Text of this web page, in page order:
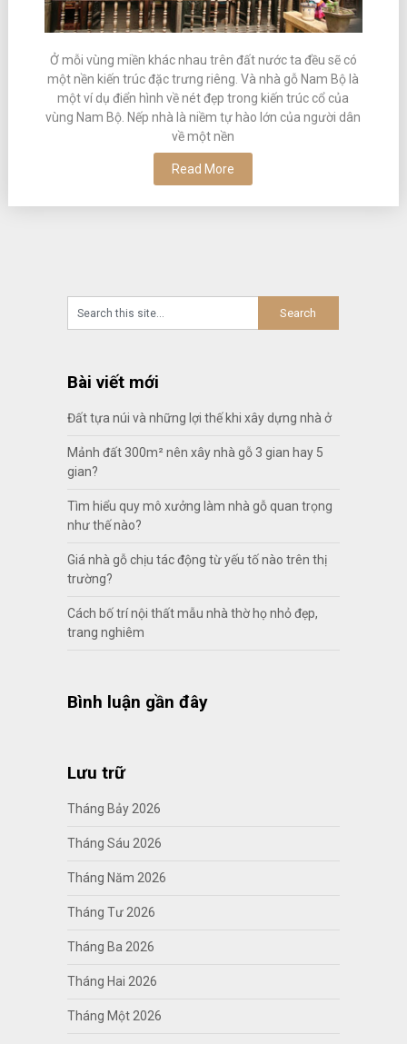
Ở mỗi vùng miền khác nhau trên đất nước ta đều sẽ có
một nền kiến trúc đặc trưng riêng. Và nhà gỗ Nam Bộ là
một ví dụ điển hình về nét đẹp trong kiến trúc cổ của
vùng Nam Bộ. Nếp nhà là niềm tự hào lớn của người dân
về một nền
Read More
Bài viết mới
Đất tựa núi và những lợi thế khi xây dựng nhà ở
Mảnh đất 300m² nên xây nhà gỗ 3 gian hay 5
gian?
Tìm hiểu quy mô xưởng làm nhà gỗ quan trọng
như thế nào?
Giá nhà gỗ chịu tác động từ yếu tố nào trên thị
trường?
Cách bố trí nội thất mẫu nhà thờ họ nhỏ đẹp,
trang nghiêm
Bình luận gần đây
Lưu trữ
Tháng Bảy 2026
Tháng Sáu 2026
Tháng Năm 2026
Tháng Tư 2026
Tháng Ba 2026
Tháng Hai 2026
Tháng Một 2026